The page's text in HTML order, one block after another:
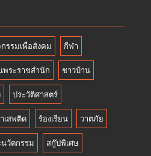
รรมเพื่อสังคม กีฬา
พระราชสำนัก ชาวบ้าน
ประวัติศาสตร์
เสพติด ร้องเรียน วาตภัย
วัตกรรม สกู๊ปพิเศษ